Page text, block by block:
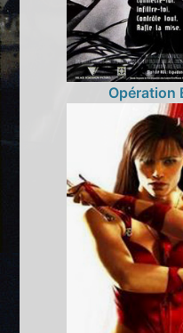
Opération